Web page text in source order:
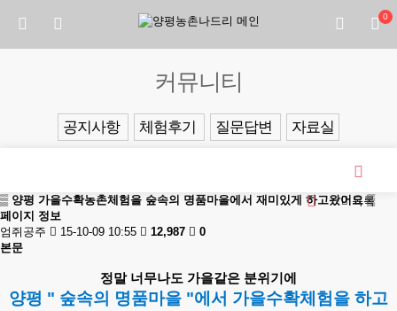
0
커뮤니티
공지사항 체험후기 질문답변 자료실
목록
▒ 양평 가을수확농촌체험을 숲속의 명품마을에서 재미있게 하고왔어요 ▒
페이지 정보
엄쥐공주
15-10-09 10:55 12,987
0
본문
정말 너무나도 가을같은 분위기에
양평 " 숲속의 명품마을 "에서 가을수확체험을 하고